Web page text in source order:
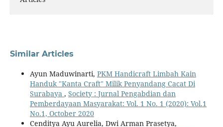
Similar Articles
Ayun Maduwinarti, PKM Handicraft Limbah Kain
Handuk "Kanta Craft" Milik Penyandang Cacat Di
Surabaya , Society : Jurnal Pengabdian dan
Pemberdayaan Masyarakat: Vol. 1 No. 1 (2020): Vol.1
No.1, October 2020
Cenditya Ayu Aurelia, Dwi Arman Prasetya,